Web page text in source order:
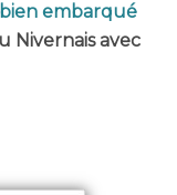
embarqué
Nivernais avec